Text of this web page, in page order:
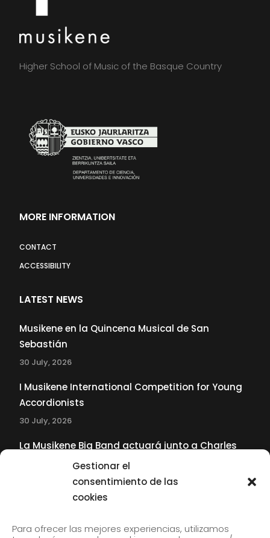
Gestionar el
consentimiento de las
cookies
Para ofrecer las mejores experiencias, utilizamos
Higher School of Music of the Basque Country
MORE INFORMATION
CONTACT
ACCESSIBILITY
LATEST NEWS
Musikene en la Quincena Musical de San
Sebastián
30 July, 2026
I Musikene International Competition for Young
Accordionists
30 July, 2026
La Musikene Big Band actuará junto a Charles
Tolliver en el 61 Jazzaldia